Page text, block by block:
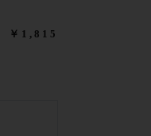
￥1,815